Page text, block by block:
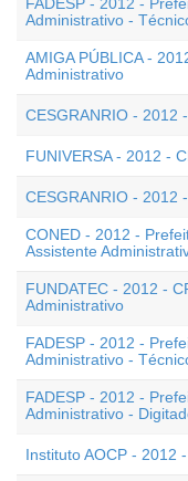
Administrativo -
AMIGA PÚBLICA -
Administrativo
CESGRANRIO - 2012
FUNIVERSA - 2012 -
CESGRANRIO - 2012
CONED - 2012 -
Assistente
FUNDATEC - 2012 -
Administrativo
FADESP - 2012 -
Administrativo -
FADESP - 2012 -
Administrativo -
Instituto AOCP - 2012